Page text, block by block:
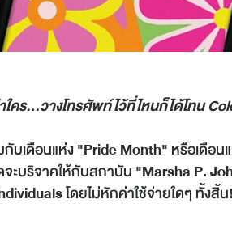
ใคร...วางโทรศัพท์ไว้ที่ไหนก็ได้โทน
บเดือนแห่ง"Pride Month" หรือเดือ
ะบริจาคให้กับสถาบัน "Marsha P.
โดยไม่หักค่าใช้จ่ายใดๆ ทั้งสิ้น!